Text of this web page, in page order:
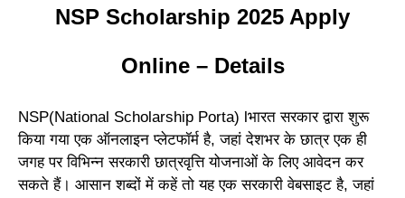
NSP Scholarship 2025 Apply
Online – Details
NSP(National Scholarship Porta) lभारत सरकार द्वारा शुरू
किया गया एक ऑनलाइन प्लेटफॉर्म है, जहां देशभर के छात्र एक ही
जगह पर विभिन्न सरकारी छात्रवृत्ति योजनाओं के लिए आवेदन कर
सकते हैं। आसान शब्दों में कहें तो यह एक सरकारी वेबसाइट है, जहां